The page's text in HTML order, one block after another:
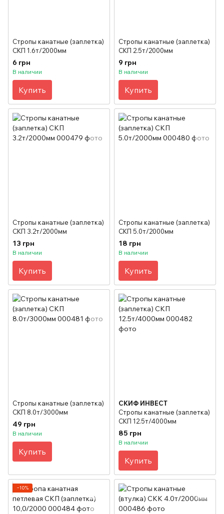
Стропы канатные (заплетка)
СКП 1.6т/2000мм
6 грн
В наличии
Купить
Стропы канатные (заплетка)
СКП 2.5т/2000мм
9 грн
В наличии
Купить
Стропы канатные (заплетка)
СКП 3.2т/2000мм
13 грн
В наличии
Купить
Стропы канатные (заплетка)
СКП 5.0т/2000мм
18 грн
В наличии
Купить
Стропы канатные (заплетка)
СКП 8.0т/3000мм
49 грн
В наличии
Купить
СКИФ ИНВЕСТ
Стропы канатные (заплетка)
СКП 12.5т/4000мм
85 грн
В наличии
Купить
−10%